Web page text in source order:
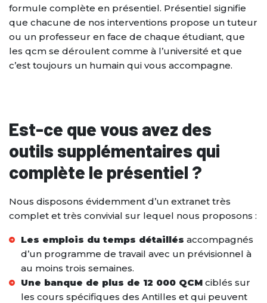
formule complète en présentiel. Présentiel signifie
que chacune de nos interventions propose un tuteur
ou un professeur en face de chaque étudiant, que
les qcm se déroulent comme à l’université et que
c’est toujours un humain qui vous accompagne.
Est-ce que vous avez des
outils supplémentaires qui
complète le présentiel ?
Nous disposons évidemment d’un extranet très
complet et très convivial sur lequel nous proposons :
Les emplois du temps détaillés accompagnés
d’un programme de travail avec un prévisionnel à
au moins trois semaines.
Une banque de plus de 12 000 QCM ciblés sur
les cours spécifiques des Antilles et qui peuvent